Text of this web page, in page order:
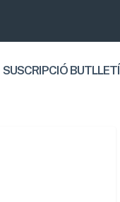
SUSCRIPCIÓ BUTLLETÍ